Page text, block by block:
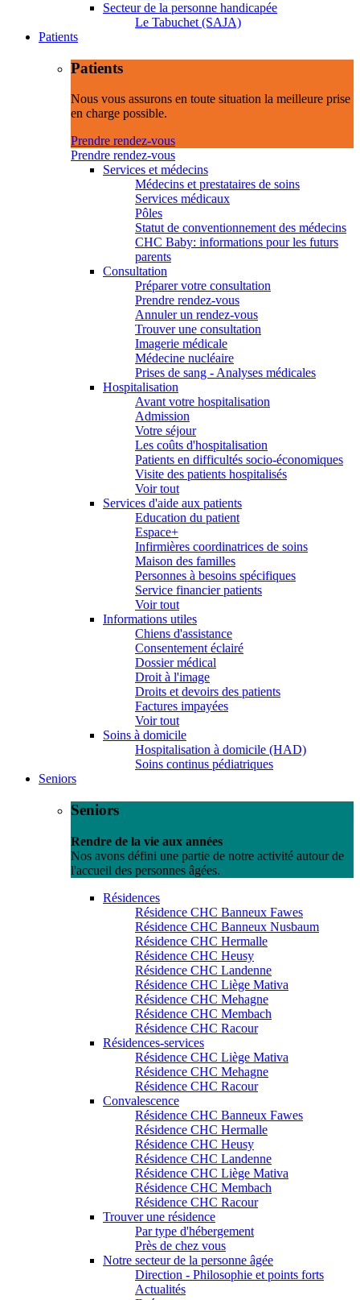
Secteur de la personne handicapée
Le Tabuchet (SAJA)
Patients
Patients
Nous vous assurons en toute situation la meilleure prise
en charge possible.
Prendre rendez-vous
Prendre rendez-vous
Services et médecins
Médecins et prestataires de soins
Services médicaux
Pôles
Statut de conventionnement des médecins
CHC Baby: informations pour les futurs
parents
Consultation
Préparer votre consultation
Prendre rendez-vous
Annuler un rendez-vous
Trouver une consultation
Imagerie médicale
Médecine nucléaire
Prises de sang - Analyses médicales
Hospitalisation
Avant votre hospitalisation
Admission
Votre séjour
Les coûts d'hospitalisation
Patients en difficultés socio-économiques
Visite des patients hospitalisés
Voir tout
Services d'aide aux patients
Education du patient
Espace+
Infirmières coordinatrices de soins
Maison des familles
Personnes à besoins spécifiques
Service financier patients
Voir tout
Informations utiles
Chiens d'assistance
Consentement éclairé
Dossier médical
Droit à l'image
Droits et devoirs des patients
Factures impayées
Voir tout
Soins à domicile
Hospitalisation à domicile (HAD)
Soins continus pédiatriques
Seniors
Seniors
Rendre de la vie aux années
Nos avons défini une partie de notre activité autour de
l'accueil des personnes âgées.
Résidences
Résidence CHC Banneux Fawes
Résidence CHC Banneux Nusbaum
Résidence CHC Hermalle
Résidence CHC Heusy
Résidence CHC Landenne
Résidence CHC Liège Mativa
Résidence CHC Mehagne
Résidence CHC Membach
Résidence CHC Racour
Résidences-services
Résidence CHC Liège Mativa
Résidence CHC Mehagne
Résidence CHC Racour
Convalescence
Résidence CHC Banneux Fawes
Résidence CHC Hermalle
Résidence CHC Heusy
Résidence CHC Landenne
Résidence CHC Liège Mativa
Résidence CHC Membach
Résidence CHC Racour
Trouver une résidence
Par type d'hébergement
Près de chez vous
Notre secteur de la personne âgée
Direction - Philosophie et points forts
Actualités